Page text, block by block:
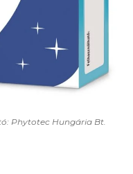
Phytotec Hungária Bt.